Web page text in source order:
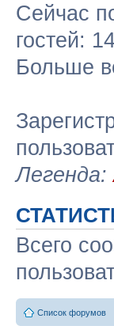
Сейчас
гостей:
Больше
Легенда:
Всего
Список форумов